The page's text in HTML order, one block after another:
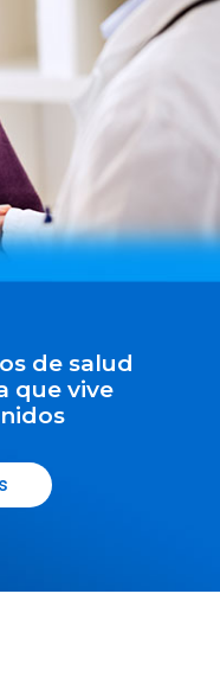
de salud
que vive